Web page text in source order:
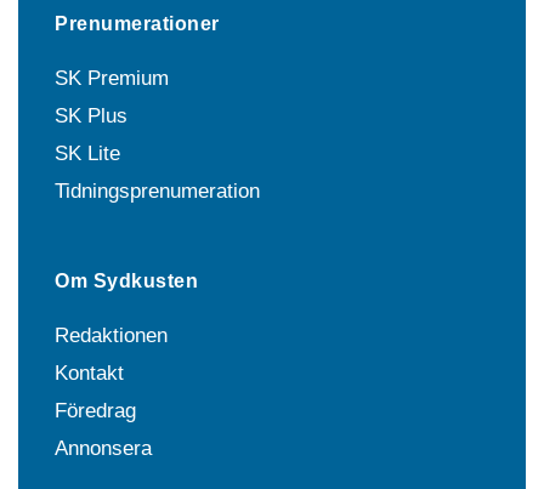
Prenumerationer
SK Premium
SK Plus
SK Lite
Tidningsprenumeration
Om Sydkusten
Redaktionen
Kontakt
Föredrag
Annonsera